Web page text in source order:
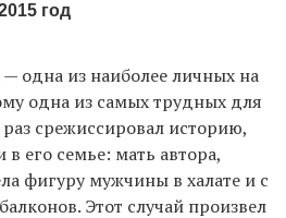
год
одна из наиболее личных на
одна из самых трудных для
срежиссировал историю,
его семье: мать автора,
фигуру мужчины в халате и с
Этот случай произвел